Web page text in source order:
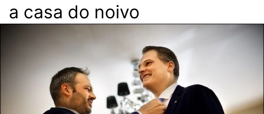
a casa do noivo